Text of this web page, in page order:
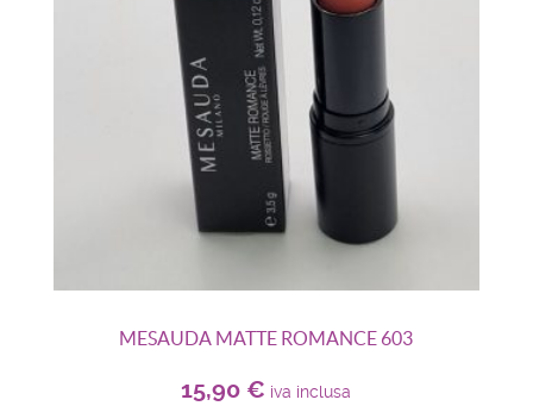
MESAUDA MATTE ROMANCE 603
15,90 € iva inclusa